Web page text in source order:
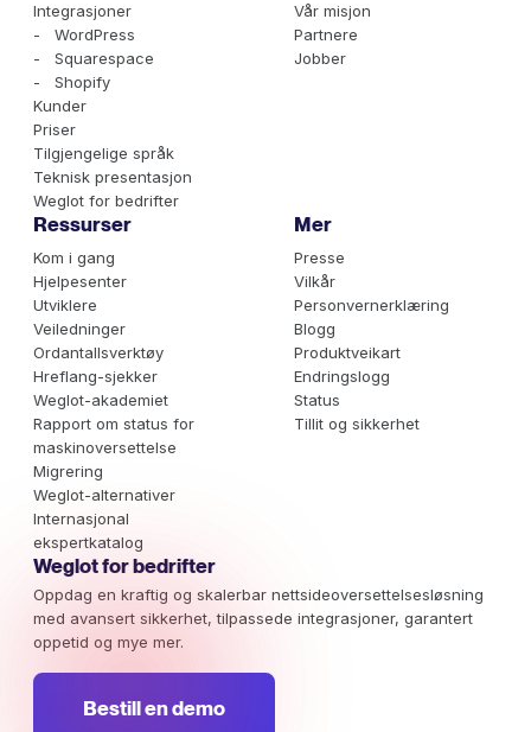
Integrasjoner
- WordPress
- Squarespace
- Shopify
Kunder
Priser
Tilgjengelige språk
Teknisk presentasjon
Weglot for bedrifter
Vår misjon
Partnere
Jobber
Ressurser
Kom i gang
Hjelpesenter
Utviklere
Veiledninger
Ordantallsverktøy
Hreflang-sjekker
Weglot-akademiet
Rapport om status for
maskinoversettelse
Migrering
Weglot-alternativer
Internasjonal
ekspertkatalog
Mer
Presse
Vilkår
Personvernerklæring
Blogg
Produktveikart
Endringslogg
Status
Tillit og sikkerhet
Weglot for bedrifter
Oppdag en kraftig og skalerbar nettsideoversettelsesløsning
med avansert sikkerhet, tilpassede integrasjoner, garantert
oppetid og mye mer.
Bestill en demo